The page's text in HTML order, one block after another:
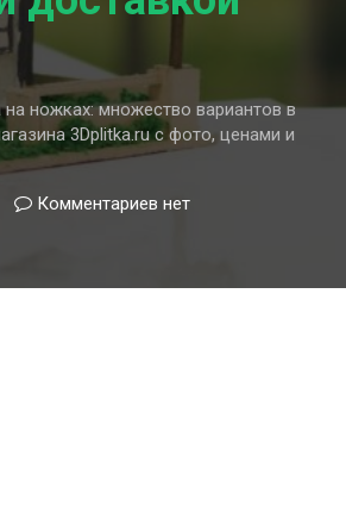
ножках: множество вариантов в
3Dplitka.ru с фото, ценами и
Комментариев кнет